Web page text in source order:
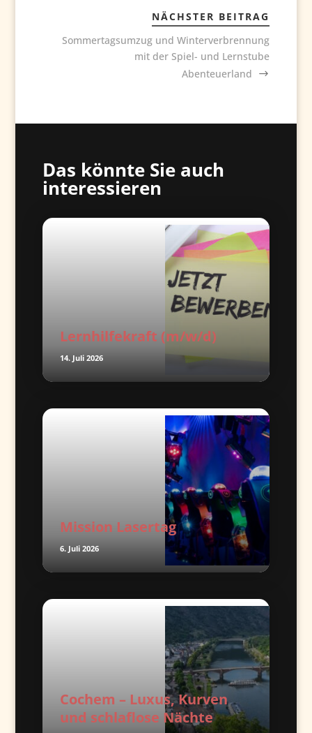
NÄCHSTER BEITRAG
Sommertagsumzug und Winterverbrennung
mit der Spiel- und Lernstube
Abenteuerland
Das könnte Sie auch
interessieren
Lernhilfekraft (m/w/d)
14. Juli 2026
Mission Lasertag
6. Juli 2026
Cochem – Luxus, Kurven
und schlaflose Nächte